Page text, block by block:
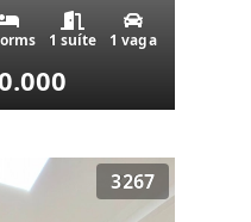
1 suíte 1 vaga
3267